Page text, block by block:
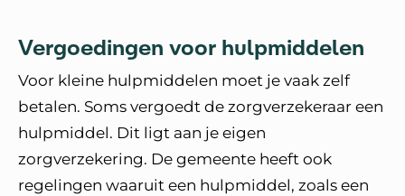
Vergoedingen voor hulpmiddelen
Voor kleine hulpmiddelen moet je vaak zelf
betalen. Soms vergoedt de zorgverzekeraar een
hulpmiddel. Dit ligt aan je eigen
zorgverzekering. De gemeente heeft ook
regelingen waaruit een hulpmiddel, zoals een